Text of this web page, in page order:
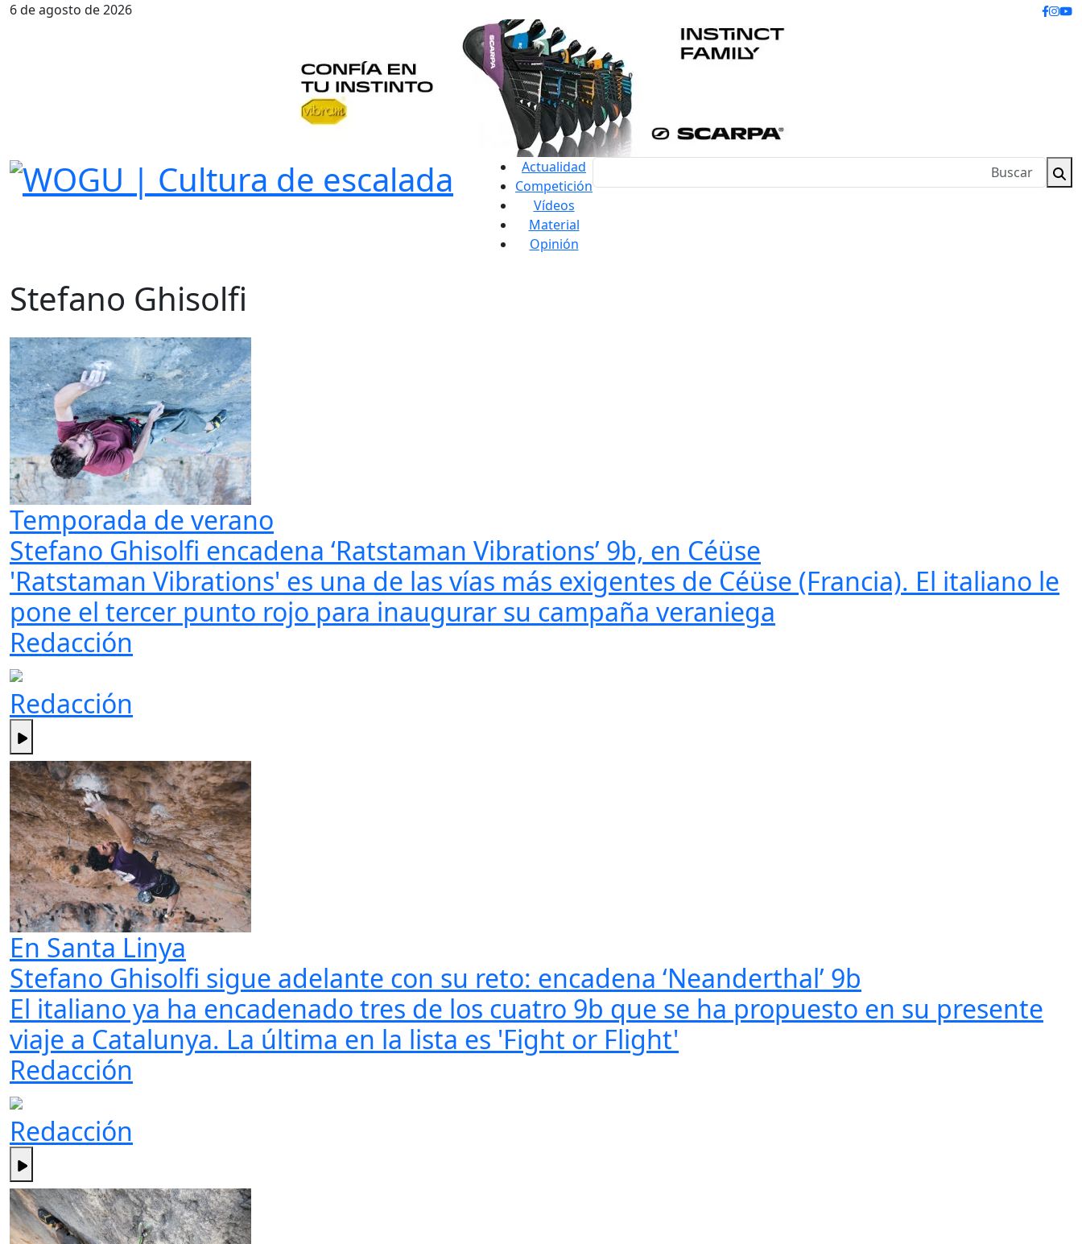
6 de agosto de 2026
Actualidad
Competición
Vídeos
Material
Opinión
Stefano Ghisolfi
Temporada de verano
Stefano Ghisolfi encadena ‘Ratstaman Vibrations’ 9b, en Céüse
'Ratstaman Vibrations' es una de las vías más exigentes de Céüse (Francia). El italiano le
pone el tercer punto rojo para inaugurar su campaña veraniega
Redacción
Redacción
En Santa Linya
Stefano Ghisolfi sigue adelante con su reto: encadena ‘Neanderthal’ 9b
El italiano ya ha encadenado tres de los cuatro 9b que se ha propuesto en su presente
viaje a Catalunya. La última en la lista es 'Fight or Flight'
Redacción
Redacción